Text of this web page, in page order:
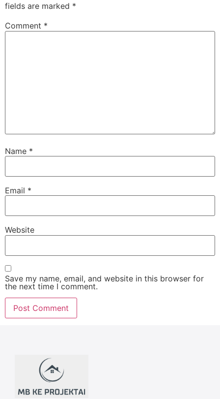
fields are marked *
Comment *
Name *
Email *
Website
Save my name, email, and website in this browser for
the next time I comment.